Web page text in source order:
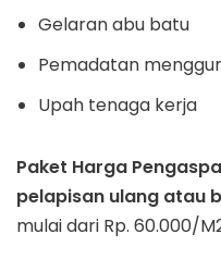
Gelaran abu batu
Pemadatan
Upah tenaga kerja
Paket Harga
pelapisan ulang atau
mulai dari Rp. 60.000/